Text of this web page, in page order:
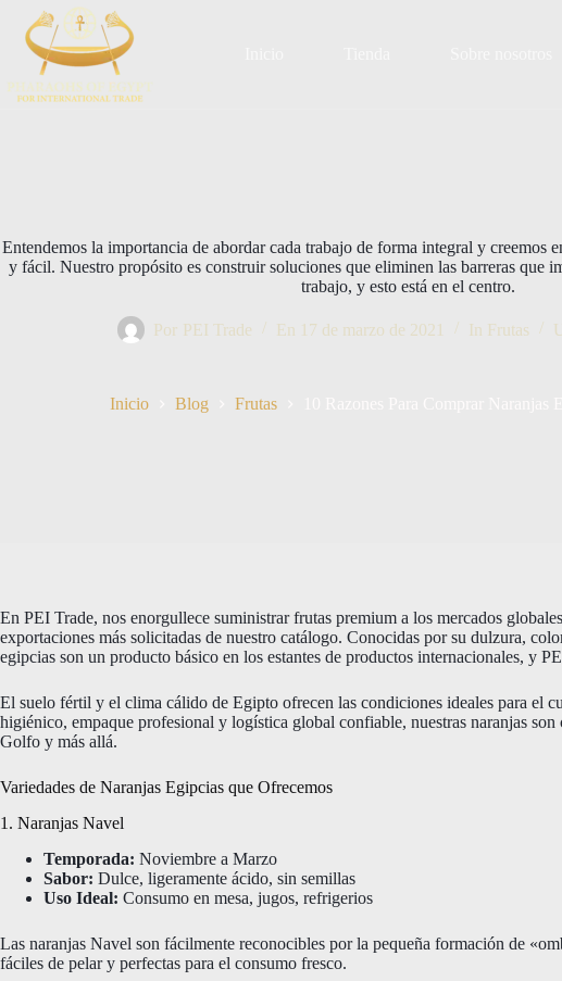
contenido
Entendemos la importancia de abordar cada trabajo de forma integral y creemos
y fácil. Nuestro propósito es construir soluciones que eliminen las barreras que
trabajo, y esto está en el centro.
Por PEI Trade En 17 de marzo de 2021 In Frutas
Inicio Blog Frutas
En PEI Trade, nos enorgullece suministrar frutas premium a los mercados
exportaciones más solicitadas de nuestro catálogo. Conocidas por su dulzura,
egipcias son un producto básico en los estantes de productos internacionales, y
El suelo fértil y el clima cálido de Egipto ofrecen las condiciones ideales para el
higiénico, empaque profesional y logística global confiable, nuestras naranjas
Golfo y más allá.
Variedades de Naranjas Egipcias que Ofrecemos
1. Naranjas Navel
Temporada: Noviembre a Marzo
Sabor: Dulce, ligeramente ácido, sin semillas
Uso Ideal: Consumo en mesa, jugos, refrigerios
Las naranjas Navel son fácilmente reconocibles por la pequeña formación de
fáciles de pelar y perfectas para el consumo fresco.